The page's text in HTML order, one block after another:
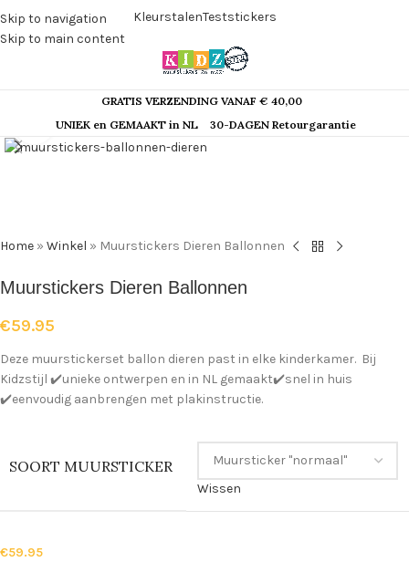
Skip to navigation
Skip to main content
KleurstalenTeststickers
GRATIS VERZENDING VANAF € 40,00
UNIEK en GEMAAKT in NL
30-DAGEN Retourgarantie
Klik om te vergroten
Home » Winkel » Muurstickers Dieren Ballonnen
Muurstickers Dieren Ballonnen
€59.95
Deze muurstickerset ballon dieren past in elke kinderkamer. Bij
Kidzstijl ✔️unieke ontwerpen en in NL gemaakt✔️snel in huis
✔️eenvoudig aanbrengen met plakinstructie.
SOORT MUURSTICKER
Wissen
€59.95